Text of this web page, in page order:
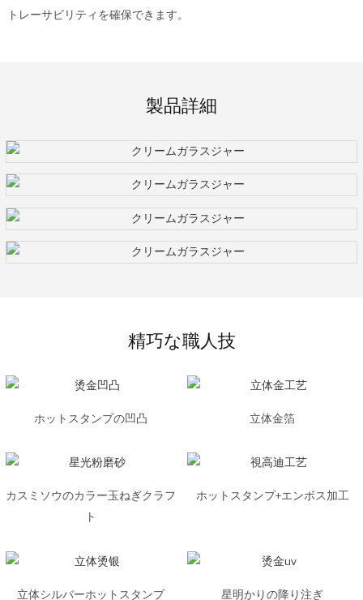
トレーサビリティを確保できます。
製品詳細
精巧な職人技
ホットスタンプの凹凸 立体金箔
カスミソウのカラー玉ねぎクラフ
ト
ホットスタンプ+エンボス加工
立体シルバーホットスタンプ 星明かりの降り注ぎ